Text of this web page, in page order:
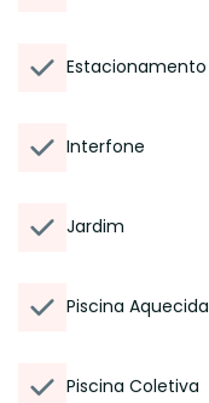
Estacionamento
Interfone
Jardim
Piscina Aquecida
Piscina Coletiva